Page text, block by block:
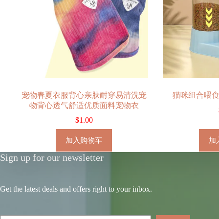
宠物春夏衣服背心亲肤耐穿易清洗宠
物背心透气舒适优质面料宠物衣
$1.00
加入购物车
猫咪组合喂
加
Sign up for our newsletter
Get the latest deals and offers right to your inbox.